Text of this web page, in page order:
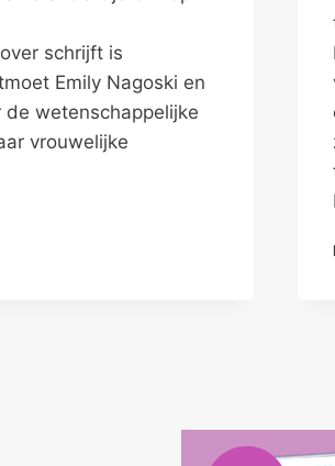
schrijft is
Emily Nagoski en
de wetenschappelijke
vrouwelijke